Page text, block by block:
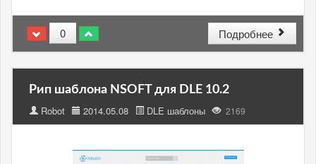
0 Подробнее
Рип шаблона NSOFT для DLE 10.2
Robot 2014.05.08 DLE шаблоны 2169